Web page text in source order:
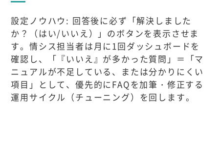
設定ノウハウ: 回答後に必ず「解決しました
か？（はい/いいえ）」のボタンを表示させま
す。情シス担当者は月に1回ダッシュボードを
確認し、「『いいえ』が多かった質問」＝「マ
ニュアルが不足している、または分かりにくい
項目」として、優先的にFAQを加筆・修正する
運用サイクル（チューニング）を回します。